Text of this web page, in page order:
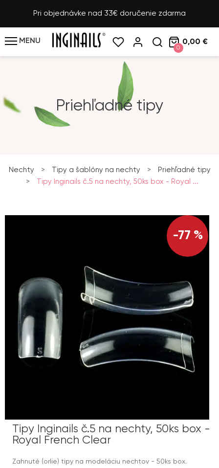
Pri objednávke nad 33€ doručenie zdarma
MENU
0
0,00 €
Priehľadné tipy
Nechty > Tipy a šablóny na nechty >
Priehľadné tipy
>
Tipy Inginails č.5 na nechty, 50ks box - Royal ...
-77 %
Tipy Inginails č.5 na nechty, 50ks box -
Royal French Clear
Zahnuté (orlie) tipy na modeláciu nechtov - 50ks box.